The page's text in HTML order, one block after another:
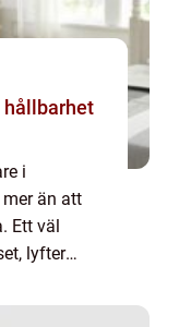
i
än att
Ett väl
lyfter
utbudet av